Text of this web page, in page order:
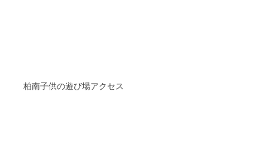
柏南子供の遊び場アクセス